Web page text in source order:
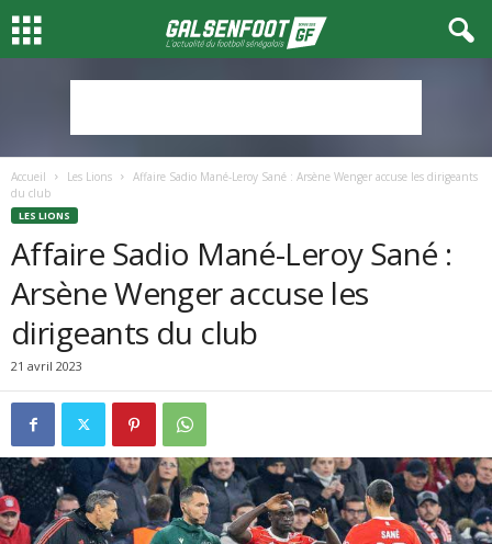
Accueil Les Lions
Affaire Sadio Mané-Leroy Sané : Arsène Wenger accuse les dirigeants
du club
LES LIONS
Affaire Sadio Mané-Leroy Sané :
Arsène Wenger accuse les
dirigeants du club
21 avril 2023